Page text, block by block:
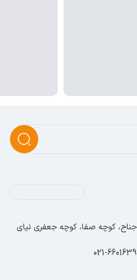
کوچه صفا، کوچه جعفری نیای